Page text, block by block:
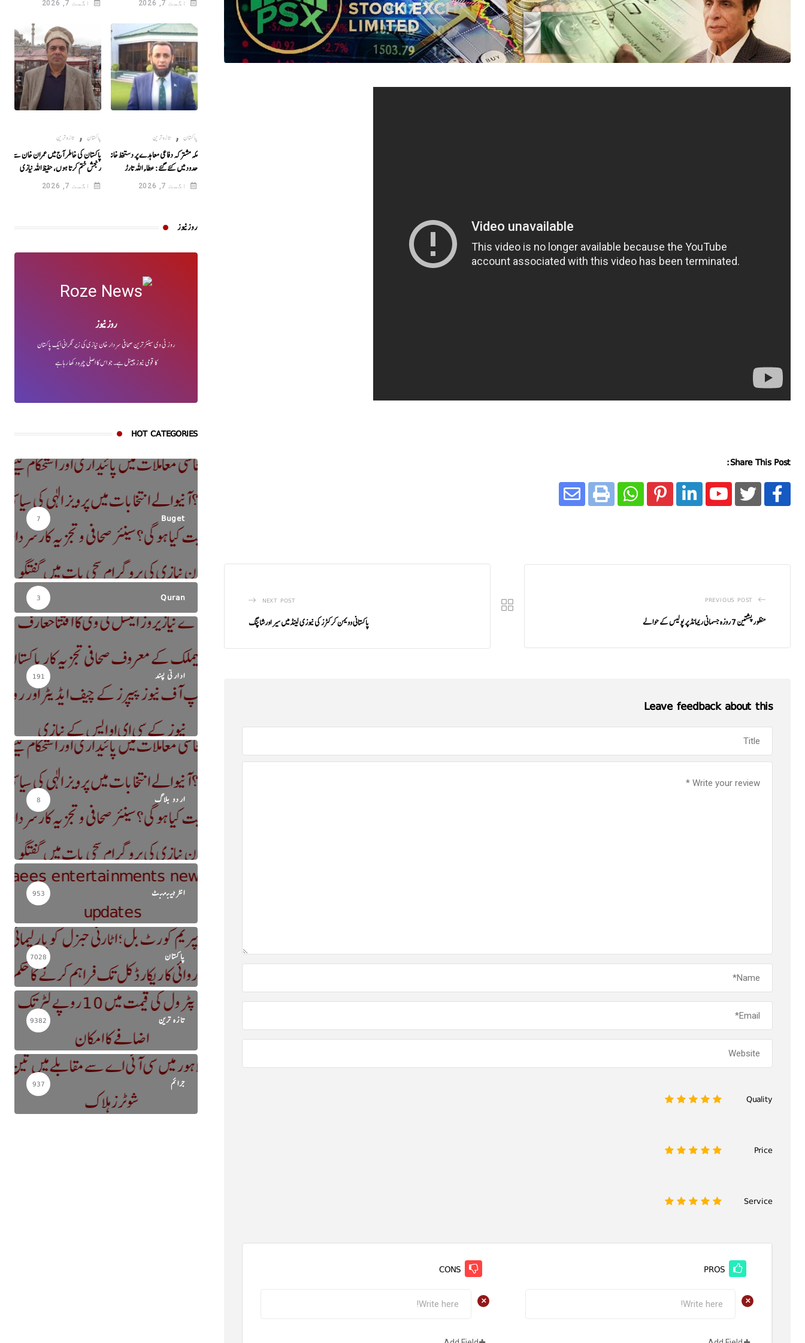
Share This Post:
PREVIOUS POST
منظور پشتین 7 روزہ جسمانی ریمانڈ پر پولیس کے حوالے
NEXT POST
پاکستانی وویمن کرکٹرز کی نیوزی لینڈ میں سیر اورشاپنگ
Leave feedback about this
Quality
5
4
3
2
Price
5
4
3
2
Service
5
4
3
2
PROS
+
CONS
+
اگست 7, 2026 اگست 7, 2026
پاکستان , تازہ ترین
مکہ مشترکہ دفاعی معاہدے پر دستخظ خانہ کعبہ کی
حدود میں کئے گئے: عطاء اللہ تارڑ
اگست 7, 2026
پاکستان , تازہ ترین
پاکستان کی خاطر آج میں عمران خان سے اپنی
رنجش ختم کرتا ہوں، حفیظ اللہ نیازی
اگست 7, 2026
روز نیوز
روز نیوز
روز ٹی وی سینئر ترین صحافی سردار خان نیازی کی زیر نگرانی ایک پاکستان
کا قومی نیوز چینل ہے۔ جو اس کا اصلی چہرہ دکھا رہا ہے
HOT CATEGORIES
Buget
7
Quran
3
ادارتی پسند 191
اردو بلاگ 8
انٹرٹینمنٹ 953
پاکستان 7028
تازہ ترین 9382
جرائم 937